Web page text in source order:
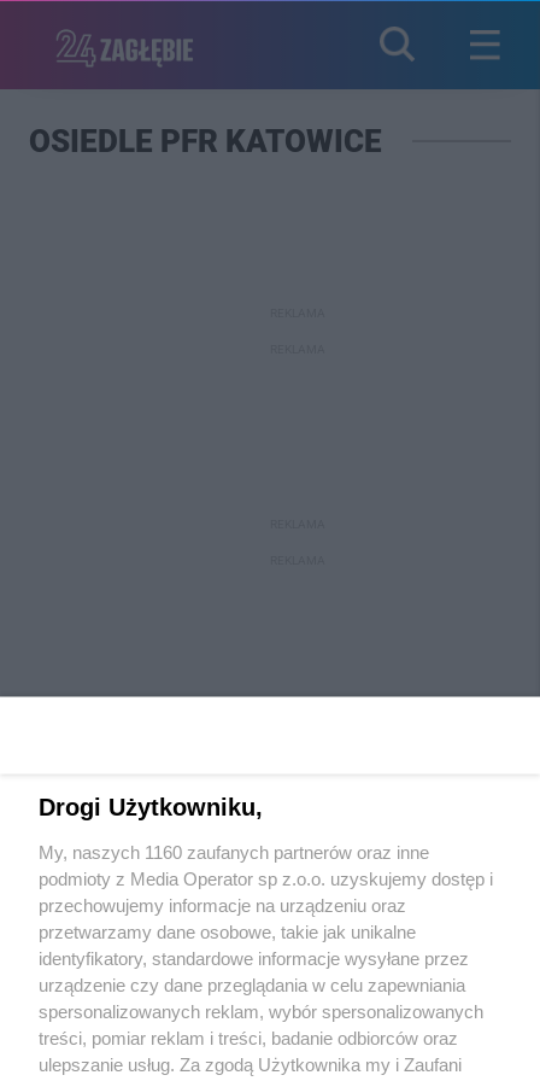
OSIEDLE PFR KATOWICE
Wydawca mediówlokalnych
Nie zapomnij
zapoznać się z:
polityką prywatności
Twojemiasto Skontaktuj się z nami
Drogi Użytkowniku,
My, naszych 1160 zaufanych partnerów oraz inne
podmioty z Media Operator sp z.o.o. uzyskujemy dostęp i
przechowujemy informacje na urządzeniu oraz
przetwarzamy dane osobowe, takie jak unikalne
identyfikatory, standardowe informacje wysyłane przez
urządzenie czy dane przeglądania w celu zapewniania
spersonalizowanych reklam, wybór spersonalizowanych
treści, pomiar reklam i treści, badanie odbiorców oraz
ulepszanie usług. Za zgodą Użytkownika my i Zaufani